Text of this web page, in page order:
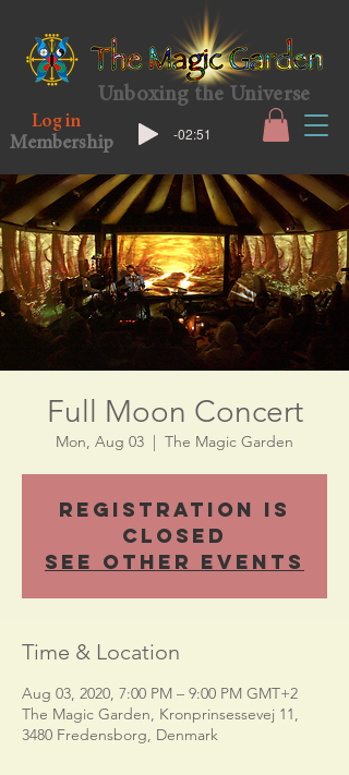
Unboxing the Universe
Log in
Membership
-02:51
Full Moon Concert
Mon, Aug 03
  |
The Magic Garden
Registration is
Closed
See other events
Time & Location
Aug 03, 2020, 7:00 PM – 9:00 PM GMT+2
The Magic Garden, Kronprinsessevej 11,
3480 Fredensborg, Denmark